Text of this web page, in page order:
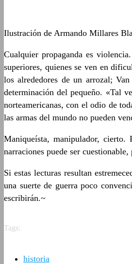
Ilustración de Armando Millares
Cualquier propaganda es
superiores, quienes se ven en
los alrededores de un arrozal;
determinación del pequeño. «Tal
norteamericanas, con el odio de
las armas del mundo no pueden
Maniqueísta, manipulador,
narraciones puede ser
Si estas lecturas resultan
una suerte de guerra poco
escribirán.~
Tags:
historia